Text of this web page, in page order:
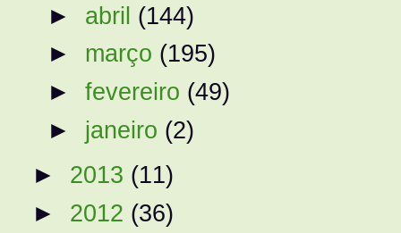
► abril (144)
► março (195)
►fevereiro (49)
► janeiro (2)
► 2013 (11)
► 2012 (36)